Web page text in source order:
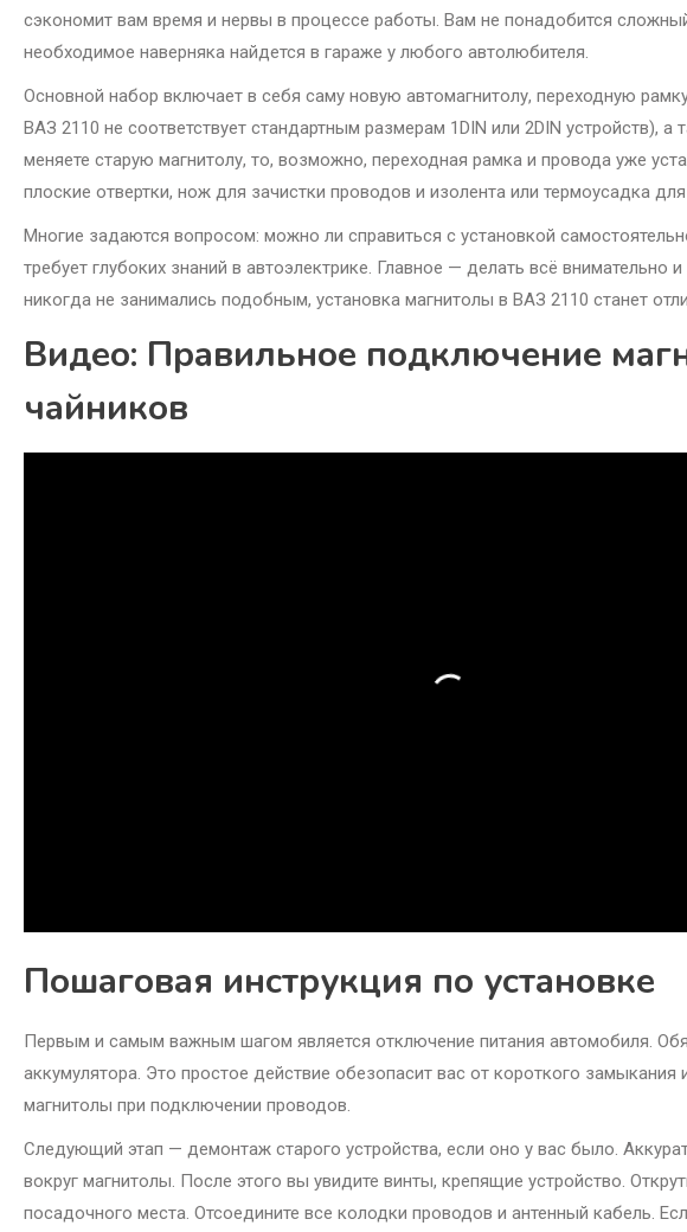
сэкономит вам время и нервы в процессе работы. Вам не понадобится
необходимое наверняка найдется в гараже у любого автолюбителя.
Основной набор включает в себя саму новую автомагнитолу, переходную
ВАЗ 2110 не соответствует стандартным размерам 1DIN или 2DIN устройств),
меняете старую магнитолу, то, возможно, переходная рамка и провода уже
плоские отвертки, нож для зачистки проводов и изолента или термоусадка
Многие задаются вопросом: можно ли справиться с установкой
требует глубоких знаний в автоэлектрике. Главное — делать всё внимательно
никогда не занимались подобным, установка магнитолы в ВАЗ 2110 станет
Видео: Правильное подключение
чайников
Пошаговая инструкция по установке
Первым и самым важным шагом является отключение питания автомобиля.
аккумулятора. Это простое действие обезопасит вас от короткого
магнитолы при подключении проводов.
Следующий этап — демонтаж старого устройства, если оно у вас было.
вокруг магнитолы. После этого вы увидите винты, крепящие устройство.
посадочного места. Отсоедините все колодки проводов и антенный кабель.